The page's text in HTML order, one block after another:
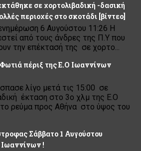
σε χορτολιβαδική -δασική
περιοχές στο σκοτάδι [βίντεο]
6 Αυγούστου 11:26 Η
από τους άνδρες της Π.Υ που
την επέκτασή της σε χορτο...
πέριξ της Ε.Ο Ιωαννίνων
λίγο μετά τις 15:00 σε
έκταση στο 3ο χλμ της Ε.Ο
ρεύμα προς Αθήνα στο ύψος του
Σάββατο 1 Αυγούστου
Ιωαννίνων !